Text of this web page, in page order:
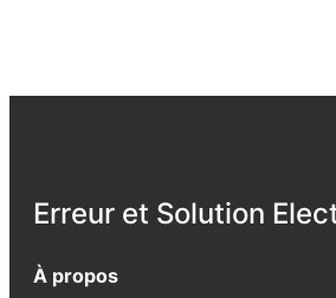
Erreur et Solution
À propos